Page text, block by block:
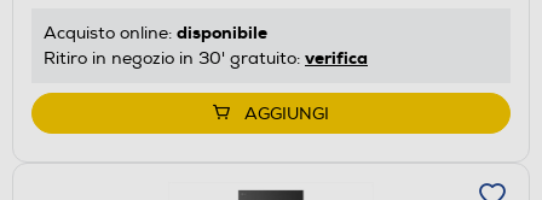
energetico
Youreko.
Acquisto online: disponibile
Ritiro in negozio in 30' gratuito: verifica
AGGIUNGI